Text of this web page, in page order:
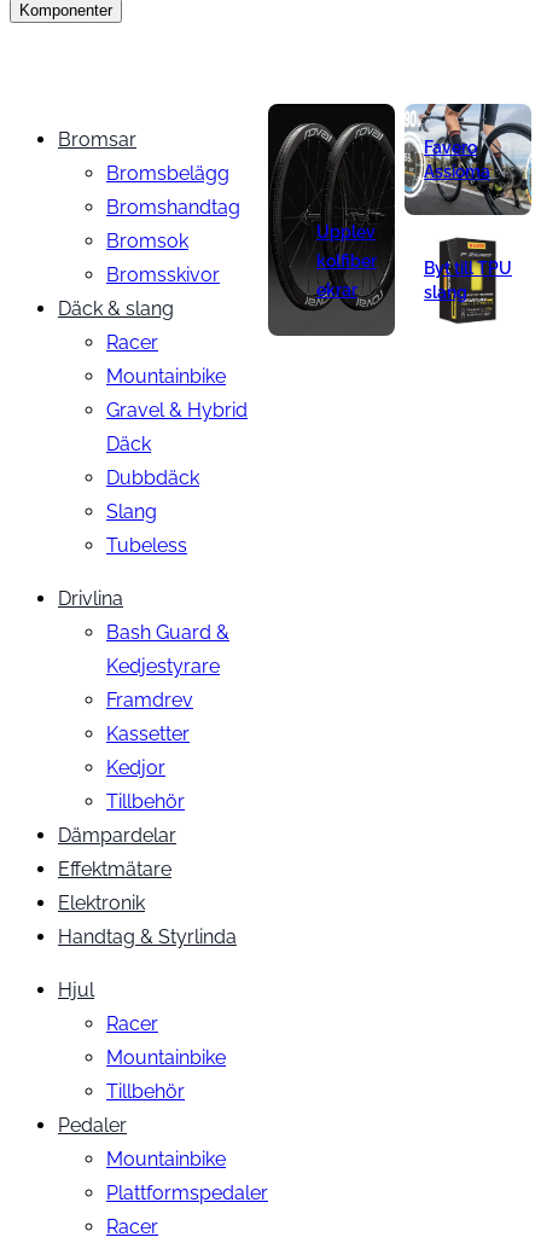
Komponenter
Bromsar
Bromsbelägg
Bromshandtag
Bromsok
Bromsskivor
Däck & slang
Racer
Mountainbike
Gravel & Hybrid
Däck
Dubbdäck
Slang
Tubeless
Drivlina
Bash Guard &
Kedjestyrare
Framdrev
Kassetter
Kedjor
Tillbehör
Dämpardelar
Effektmätare
Elektronik
Handtag & Styrlinda
Hjul
Racer
Mountainbike
Tillbehör
Pedaler
Mountainbike
Plattformspedaler
Racer
Upplev
kolfiber
ekrar
Favero
Assioma
Byt till TPU
slang